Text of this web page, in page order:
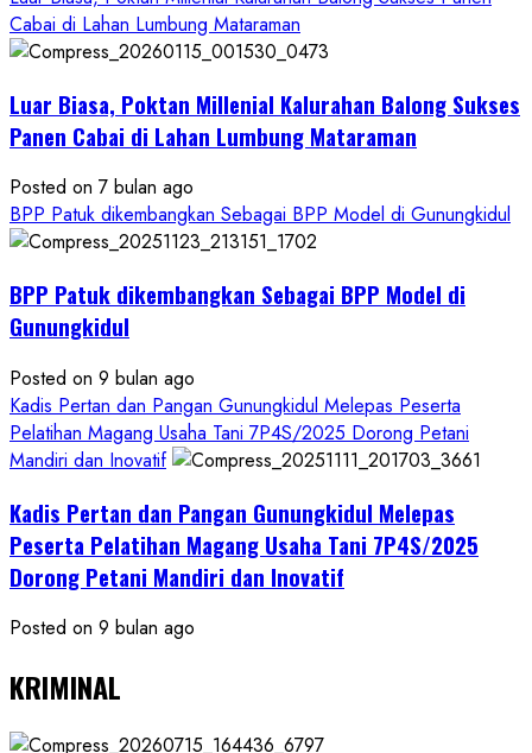
Ketahanan
Pangan
Petani
Cabai di Lahan Lumbung Mataraman
Luar Biasa, Poktan Millenial Kalurahan Balong Sukses
Panen Cabai di Lahan Lumbung Mataraman
Posted on 7 bulan ago
BPP Patuk dikembangkan Sebagai BPP Model di Gunungkidul
BPP Patuk dikembangkan Sebagai BPP Model di
Gunungkidul
Posted on 9 bulan ago
Kadis Pertan dan Pangan Gunungkidul Melepas Peserta
Pelatihan Magang Usaha Tani 7P4S/2025 Dorong Petani
Mandiri dan Inovatif
Kadis Pertan dan Pangan Gunungkidul Melepas
Peserta Pelatihan Magang Usaha Tani 7P4S/2025
Dorong Petani Mandiri dan Inovatif
Posted on 9 bulan ago
KRIMINAL